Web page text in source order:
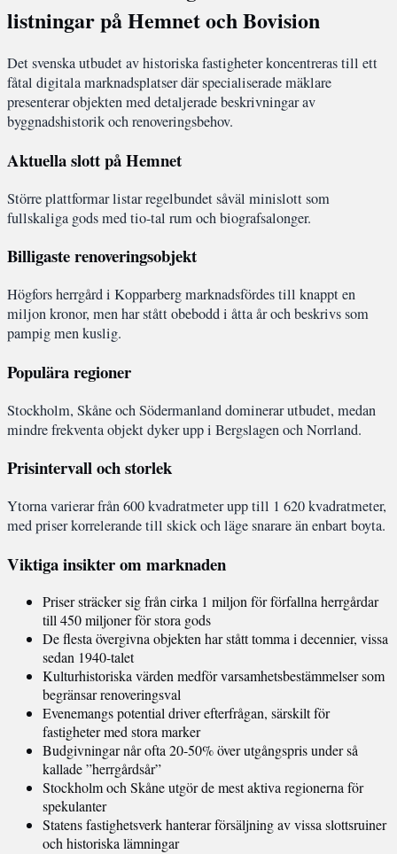
listningar på Hemnet och Bovision
Det svenska utbudet av historiska fastigheter koncentreras till ett
fåtal digitala marknadsplatser där specialiserade mäklare
presenterar objekten med detaljerade beskrivningar av
byggnadshistorik och renoveringsbehov.
Aktuella slott på Hemnet
Större plattformar listar regelbundet såväl minislott som
fullskaliga gods med tio-tal rum och biografsalonger.
Billigaste renoveringsobjekt
Högfors herrgård i Kopparberg marknadsfördes till knappt en
miljon kronor, men har stått obebodd i åtta år och beskrivs som
pampig men kuslig.
Populära regioner
Stockholm, Skåne och Södermanland dominerar utbudet, medan
mindre frekventa objekt dyker upp i Bergslagen och Norrland.
Prisintervall och storlek
Ytorna varierar från 600 kvadratmeter upp till 1 620 kvadratmeter,
med priser korrelerande till skick och läge snarare än enbart boyta.
Viktiga insikter om marknaden
Priser sträcker sig från cirka 1 miljon för förfallna herrgårdar
till 450 miljoner för stora gods
De flesta övergivna objekten har stått tomma i decennier, vissa
sedan 1940-talet
Kulturhistoriska värden medför varsamhetsbestämmelser som
begränsar renoveringsval
Evenemangs potential driver efterfrågan, särskilt för
fastigheter med stora marker
Budgivningar når ofta 20-50% över utgångspris under så
kallade ”herrgårdsår”
Stockholm och Skåne utgör de mest aktiva regionerna för
spekulanter
Statens fastighetsverk hanterar försäljning av vissa slottsruiner
och historiska lämningar